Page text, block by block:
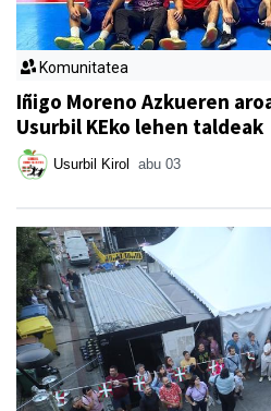
Komunitatea
Iñigo Moreno Azkueren
Usurbil KEko lehen taldeak
Usurbil Kirol abu 03